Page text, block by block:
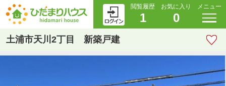
閲覧履歴
1
お気に入り
0
メニュー
土浦市天川2丁目 新築戸建